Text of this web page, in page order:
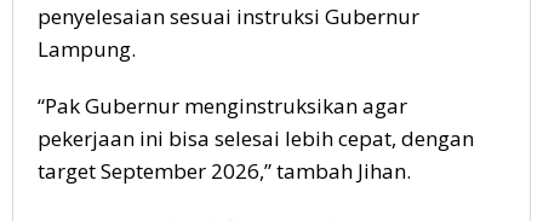
penyelesaian sesuai instruksi Gubernur
Lampung.
“Pak Gubernur menginstruksikan agar
pekerjaan ini bisa selesai lebih cepat, dengan
target September 2026,” tambah Jihan.